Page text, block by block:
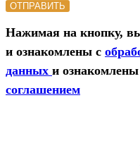
ОТПРАВИТЬ
Нажимая на кнопку, вы
и ознакомлены с
данных и ознакомлены
соглашением